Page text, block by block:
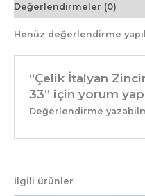
Değerlendirmeler (0)
Henüz değerlendirme
“Çelik İtalyan
33” için yorum
Değerlendirme
İlgili ürünler